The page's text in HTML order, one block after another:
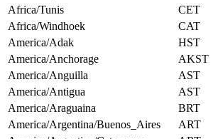
Africa/Tunis
CET
Africa/Windhoek
CAT
America/Adak
HST
America/Anchorage
AKST
America/Anguilla
AST
America/Antigua
AST
America/Araguaina
BRT
America/Argentina/Buenos_Aires
ART